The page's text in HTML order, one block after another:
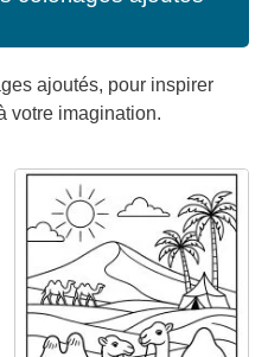
ajoutés, pour inspirer
votre imagination.